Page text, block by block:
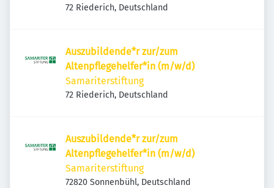
72 Riederich, Deutschland
Auszubildende*r zur/zum
Altenpflegehelfer*in (m/w/d)
Samariterstiftung
72 Riederich, Deutschland
Auszubildende*r zur/zum
Altenpflegehelfer*in (m/w/d)
Samariterstiftung
72820 Sonnenbühl, Deutschland